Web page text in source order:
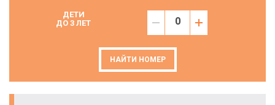
ДЕТИ
ДО 3 ЛЕТ
НАЙТИ НОМЕР